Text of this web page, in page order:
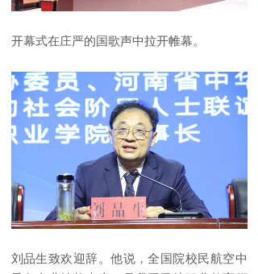
开幕式在庄严的国歌声中拉开帷幕。
刘品生致欢迎辞。他说，全国院校民航空中